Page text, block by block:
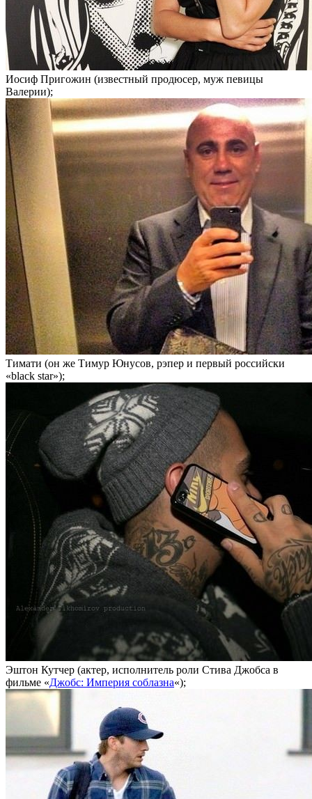
Иосиф Пригожин (известный продюсер, муж певицы
Валерии);
Тимати (он же Тимур Юнусов, рэпер и первый российски
«black star»);
Эштон Кутчер (актер, исполнитель роли Стива Джобса в
фильме «Джобс: Империя соблазна«);